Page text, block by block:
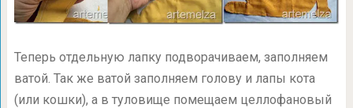
Теперь отдельную лапку подворачиваем, заполняем
ватой. Так же ватой заполняем голову и лапы кота
(или кошки), а в туловище помещаем целлофановый